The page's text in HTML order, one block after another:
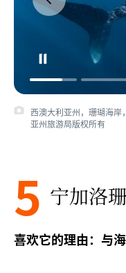
西澳大利亚州，珊瑚海
亚州旅游局版权所有
5 宁加洛
喜欢它的理由：与